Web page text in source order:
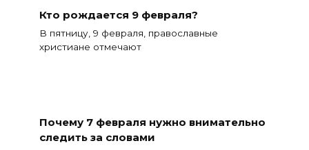
Кто рождается 9 февраля?
В пятницу, 9 февраля, православные
христиане отмечают
Почему 7 февраля нужно внимательно
следить за словами